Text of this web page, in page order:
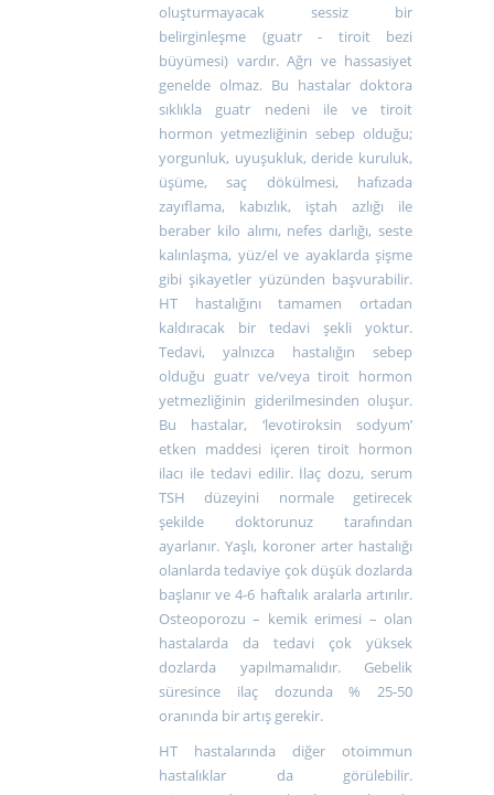
oluşturmayacak sessiz bir
belirginleşme (guatr - tiroit bezi
büyümesi) vardır. Ağrı ve hassasiyet
genelde olmaz. Bu hastalar doktora
sıklıkla guatr nedeni ile ve tiroit
hormon yetmezliğinin sebep olduğu;
yorgunluk, uyuşukluk, deride kuruluk,
üşüme, saç dökülmesi, hafızada
zayıflama, kabızlık, iştah azlığı ile
beraber kilo alımı, nefes darlığı, seste
kalınlaşma, yüz/el ve ayaklarda şişme
gibi şikayetler yüzünden başvurabilir.
HT hastalığını tamamen ortadan
kaldıracak bir tedavi şekli yoktur.
Tedavi, yalnızca hastalığın sebep
olduğu guatr ve/veya tiroit hormon
yetmezliğinin giderilmesinden oluşur.
Bu hastalar, ‘levotiroksin sodyum’
etken maddesi içeren tiroit hormon
ilacı ile tedavi edilir. İlaç dozu, serum
TSH düzeyini normale getirecek
şekilde doktorunuz tarafından
ayarlanır. Yaşlı, koroner arter hastalığı
olanlarda tedaviye çok düşük dozlarda
başlanır ve 4-6 haftalık aralarla artırılır.
Osteoporozu – kemik erimesi – olan
hastalarda da tedavi çok yüksek
dozlarda yapılmamalıdır. Gebelik
süresince ilaç dozunda % 25-50
oranında bir artış gerekir.
HT hastalarında diğer otoimmun
hastalıklar da görülebilir.